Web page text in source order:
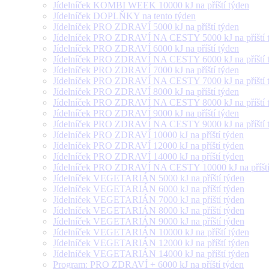
Jídelníček KOMBI WEEK 10000 kJ na příští týden
Jídelníček DOPLŇKY na tento týden
Jídelníček PRO ZDRAVÍ 5000 kJ na příští týden
Jídelníček PRO ZDRAVÍ NA CESTY 5000 kJ na příští
Jídelníček PRO ZDRAVÍ 6000 kJ na příští týden
Jídelníček PRO ZDRAVÍ NA CESTY 6000 kJ na příští
Jídelníček PRO ZDRAVÍ 7000 kJ na příští týden
Jídelníček PRO ZDRAVÍ NA CESTY 7000 kJ na příští
Jídelníček PRO ZDRAVÍ 8000 kJ na příští týden
Jídelníček PRO ZDRAVÍ NA CESTY 8000 kJ na příští
Jídelníček PRO ZDRAVÍ 9000 kJ na příští týden
Jídelníček PRO ZDRAVÍ NA CESTY 9000 kJ na příští
Jídelníček PRO ZDRAVÍ 10000 kJ na příští týden
Jídelníček PRO ZDRAVÍ 12000 kJ na příští týden
Jídelníček PRO ZDRAVÍ 14000 kJ na příští týden
Jídelníček PRO ZDRAVÍ NA CESTY 10000 kJ na
Jídelníček VEGETARIÁN 5000 kJ na příští týden
Jídelníček VEGETARIÁN 6000 kJ na příští týden
Jídelníček VEGETARIÁN 7000 kJ na příští týden
Jídelníček VEGETARIÁN 8000 kJ na příští týden
Jídelníček VEGETARIÁN 9000 kJ na příští týden
Jídelníček VEGETARIÁN 10000 kJ na příští týden
Jídelníček VEGETARIÁN 12000 kJ na příští týden
Jídelníček VEGETARIÁN 14000 kJ na příští týden
Program: PRO ZDRAVÍ + 6000 kJ na příští týden